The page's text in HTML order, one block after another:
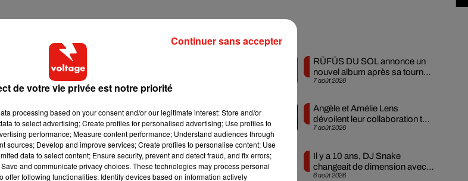
et Vélizy-Villacoublay pour une
également indéterminée. On
ce mercredi 29 septembre quel'A86 Duplex
. Ladurée de la fermeture est pour le moment
besoin derejoindre Nanterre depuis Versailles,
Musique
7 août 2026
RÜFÜS DU SOL annonce un
nouvel album après sa tournée
mondiale
7 août 2026
Angèle et Amélie Lens
dévoilent leur collaboration tant
attendue
6 août 2026
Il y a 10 ans, DJ Snake
changeait de dimension avec
son premier...
de votre vie privée est notre priorité
processing based on your consent and/or our legitimate interest: Store and/or
to select advertising; Create profiles for personalised advertising; Use profiles to
performance; Measure content performance; Understand audiences through
sources; Develop and improve services; Create profiles to personalise content; Use
data to select content; Ensure security, prevent and detect fraud, and fix errors;
and communicate privacy choices. These technologies may process personal
offer following functionalities: Identify devices based on information actively
Continuer sans accepter